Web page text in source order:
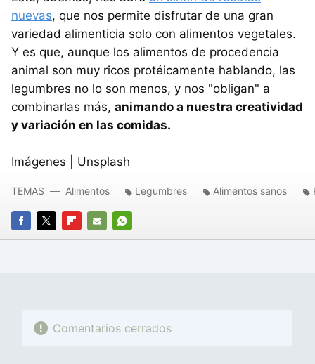
nuevas, que nos permite disfrutar de una gran
variedad alimenticia solo con alimentos vegetales.
Y es que, aunque los alimentos de procedencia
animal son muy ricos protéicamente hablando, las
legumbres no lo son menos, y nos "obligan" a
combinarlas más, animando a nuestra creatividad
y variación en las comidas.
Imágenes | Unsplash
FACEBOOK
TWITTERFLIPBOARD
E-
WHATSAPP
TEMAS Alimentos Legumbres Alimentos sanos
Comentarios cerrados